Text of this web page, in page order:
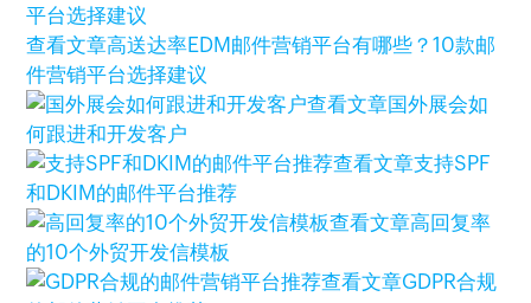
查看文章高送达率EDM邮件营销平台有哪些？10款邮
件营销平台选择建议
查看文章国外展会如
何跟进和开发客户
查看文章支持SPF
和DKIM的邮件平台推荐
查看文章高回复率
的10个外贸开发信模板
查看文章GDPR合规